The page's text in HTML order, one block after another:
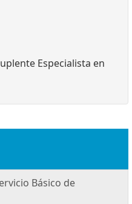
Especialista en
Básico de